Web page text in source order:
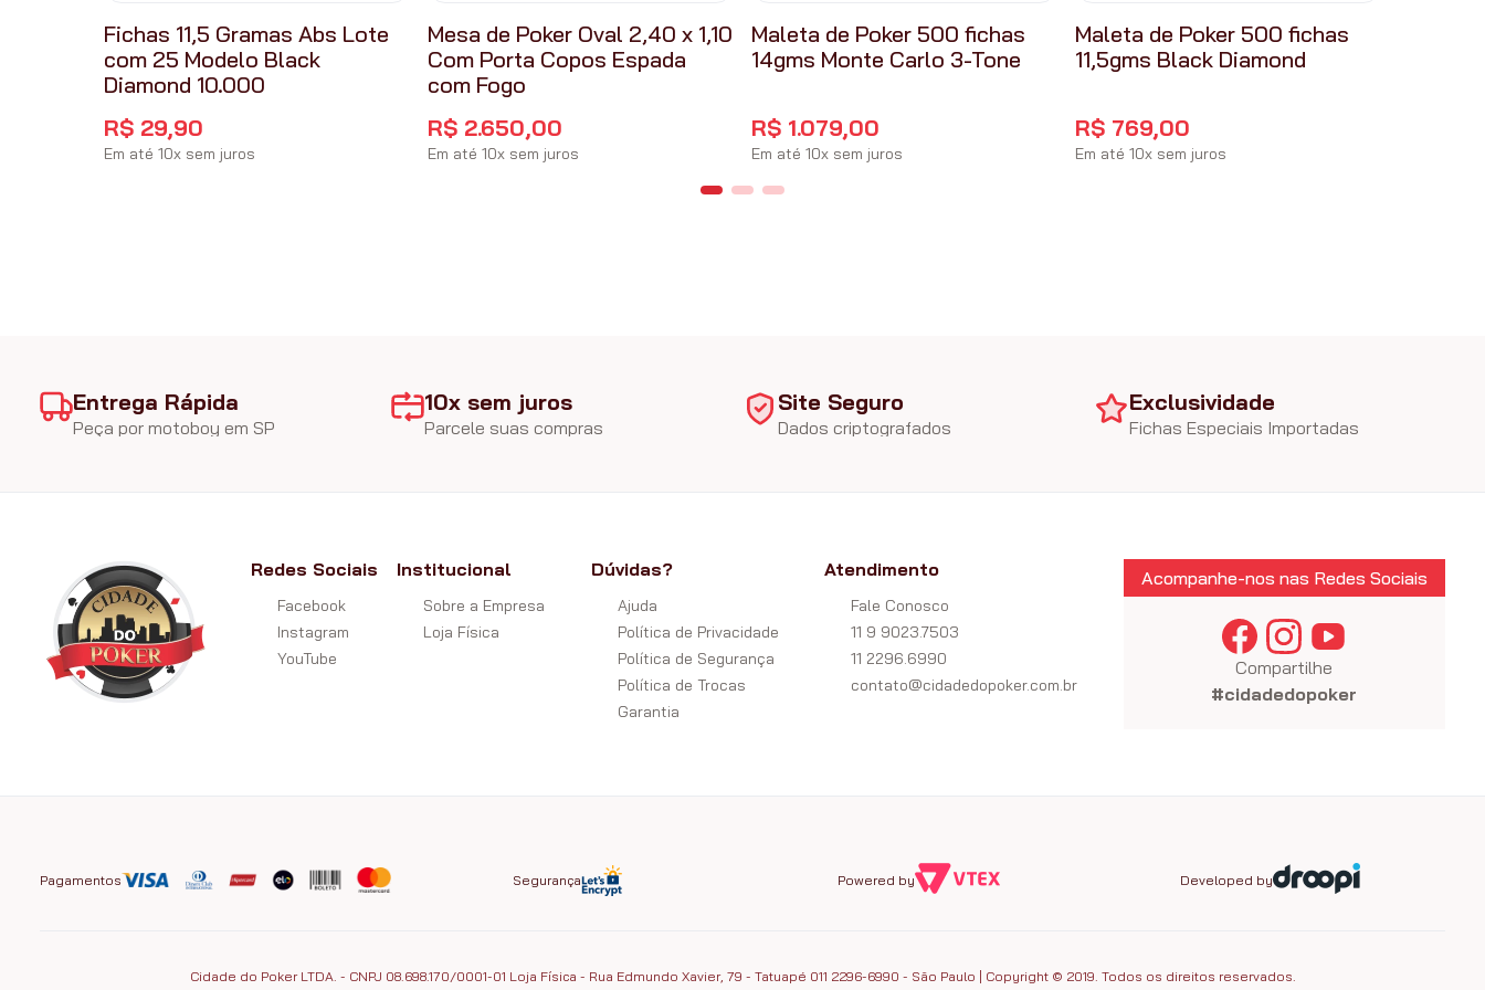
Fichas 11,5 Gramas Abs Lote
com 25 Modelo Black
Diamond 10.000
R$ 29,90
Em até10x sem juros
Mesa de Poker Oval 2,40 x 1,10
Com Porta Copos Espada
com Fogo
R$ 2.650,00
Em até10x sem juros
Maleta de Poker 500 fichas
14gms Monte Carlo 3-Tone
R$ 1.079,00
Em até10x sem juros
Maleta de Poker 500 fichas
11,5gms Black Diamond
R$ 769,00
Em até10x sem juros
Entrega Rápida
Peça por motoboy em SP
10x sem juros
Parcele suas compras
Site Seguro
Dados criptografados
Exclusividade
Fichas Especiais Importadas
Redes Sociais
Facebook
Instagram
YouTube
Institucional
Sobre a Empresa
Loja Física
Dúvidas?
Ajuda
Política de Privacidade
Política de Segurança
Política de Trocas
Garantia
Atendimento
Fale Conosco
11 9 9023.7503
11 2296.6990
contato@cidadedopoker.com.br
Acompanhe-nos nas Redes Sociais
Compartilhe
#cidadedopoker
Pagamentos Segurança Powered by Developed by
Cidade do Poker LTDA. - CNPJ 08.698.170/0001-01 Loja Física - Rua Edmundo Xavier, 79 - Tatuapé 011 2296-6990 - São Paulo | Copyright © 2019. Todos os direitos reservados.